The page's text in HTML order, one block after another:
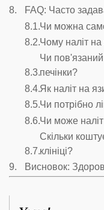
FAQ: Часто
Чи можна
Чому наліт на
Чи
печінки?
Як наліт на
Чи потрібно
Чи може
Скільки
клініці?
Висновок: